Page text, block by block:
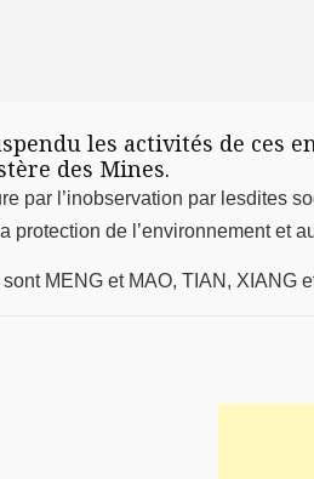
les activités de ces
des Mines.
par l’inobservation par lesdites
de l’environnement et
MENG et MAO, TIAN, XIANG